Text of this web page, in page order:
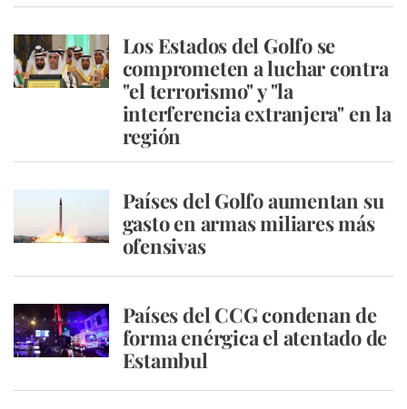
Los Estados del Golfo se
comprometen a luchar contra
"el terrorismo" y "la
interferencia extranjera" en la
región
Países del Golfo aumentan su
gasto en armas miliares más
ofensivas
Países del CCG condenan de
forma enérgica el atentado de
Estambul